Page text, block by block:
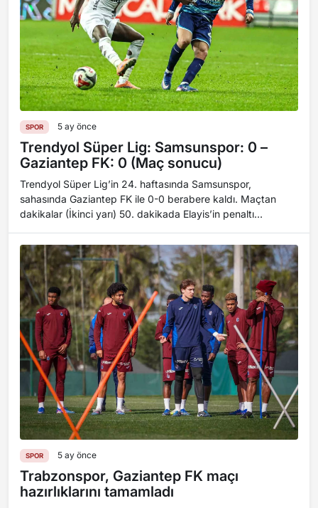
SPOR 5 ay önce
Trendyol Süper Lig: Samsunspor: 0 –
Gaziantep FK: 0 (Maç sonucu)
Trendyol Süper Lig’in 24. haftasında Samsunspor,
sahasında Gaziantep FK ile 0-0 berabere kaldı. Maçtan
dakikalar (İkinci yarı) 50. dakikada Elayis’in penaltı
SPOR 5 ay önce
Trabzonspor, Gaziantep FK maçı
hazırlıklarını tamamladı